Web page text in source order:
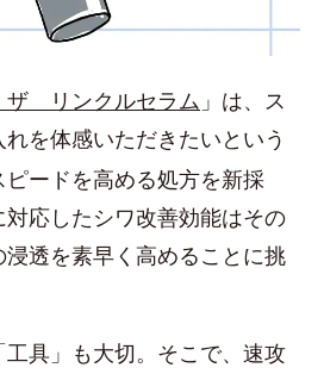
リンクルセラム 」は、ス
を体感いただきたいという
ピードを高める処方を新採
応したシワ改善効能はその
浸透を素早く高めることに挑
具」も大切。そこで、速攻